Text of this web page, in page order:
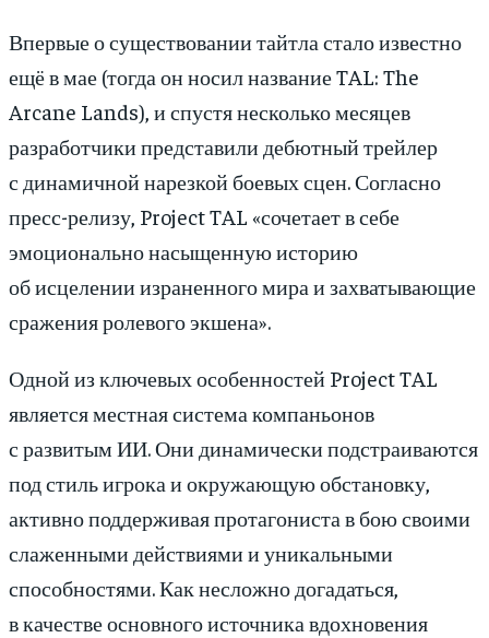
Впервые о существовании тайтла стало известно
ещё в мае (тогда он носил название TAL: The
Arcane Lands), и спустя несколько месяцев
разработчики представили дебютный трейлер
с динамичной нарезкой боевых сцен. Согласно
пресс-релизу, Project TAL «сочетает в себе
эмоционально насыщенную историю
об исцелении израненного мира и захватывающие
сражения ролевого экшена».
Одной из ключевых особенностей Project TAL
является местная система компаньонов
с развитым ИИ. Они динамически подстраиваются
под стиль игрока и окружающую обстановку,
активно поддерживая протагониста в бою своими
слаженными действиями и уникальными
способностями. Как несложно догадаться,
в качестве основного источника вдохновения